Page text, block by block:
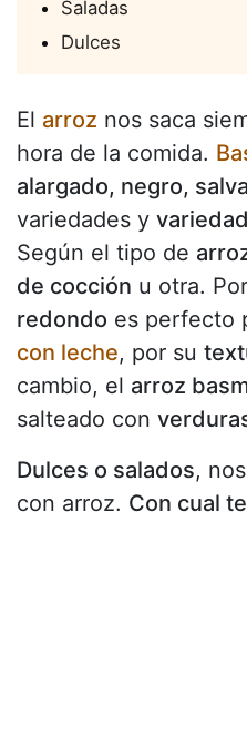
Saladas
Dulces
El arroz nos saca
hora de la comida.
alargado, negro,
variedades y
Según el tipo de
de cocción u otra.
redondo es perfecto
con leche, por su
cambio, el arroz
salteado con
Dulces o salados,
con arroz. Con cual